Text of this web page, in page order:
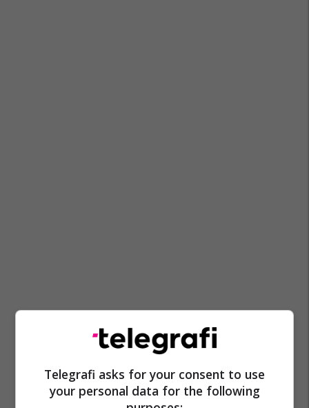
Telegrafi asks for your consent to use
your personal data for the following